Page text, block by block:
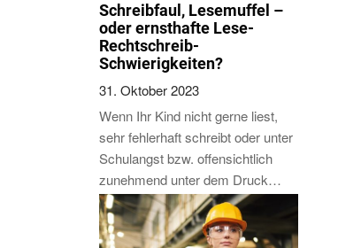
Schreibfaul, Lesemuffel –
oder ernsthafte Lese-
Rechtschreib-
Schwierigkeiten?
31. Oktober 2023
Wenn Ihr Kind nicht gerne liest,
sehr fehlerhaft schreibt oder unter
Schulangst bzw. offensichtlich
zunehmend unter dem Druck…